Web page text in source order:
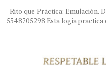
Rito que Práctica: Emulación.
5548705298 Esta logia practica